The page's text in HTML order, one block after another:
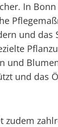
In
und das
und
und das
zudem